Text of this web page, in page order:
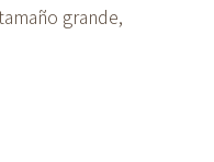
grande,